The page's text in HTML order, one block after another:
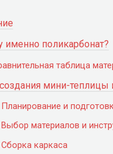
именно поликарбонат?
таблица
мини-теплицы
Планирование и
Выбор материалов и
Сборка каркаса